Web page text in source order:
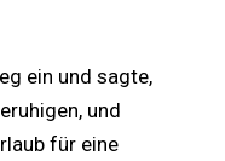
ein und sagte,
und
für eine